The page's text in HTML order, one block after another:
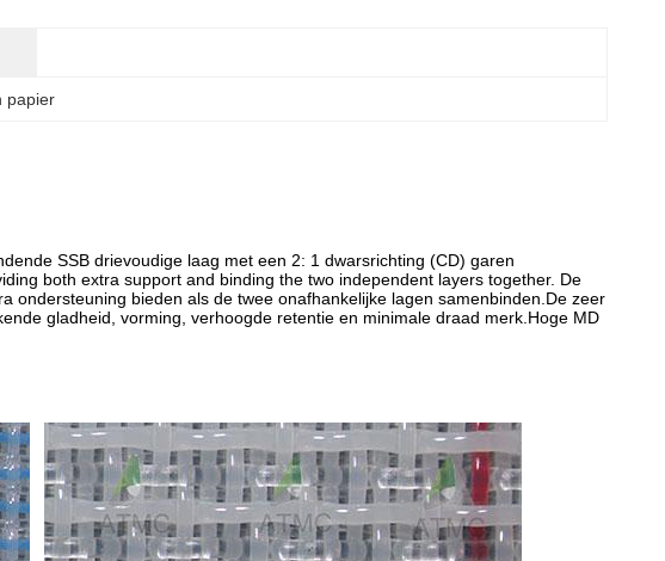
papier
SSB drievoudige laag met een 2: 1 dwarsrichting (CD) garen
both extra support and binding the two independent layers together. De
ondersteuning bieden als de twee onafhankelijke lagen samenbinden.De zeer
gladheid, vorming, verhoogde retentie en minimale draad merk.Hoge MD